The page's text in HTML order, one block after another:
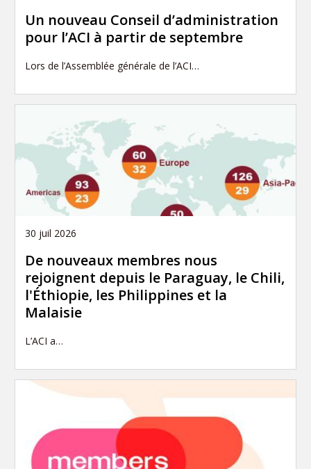
Un nouveau Conseil d’administration
pour l’ACI à partir de septembre
Lors de l’Assemblée générale de l’ACI…
30 juil 2026
De nouveaux membres nous
rejoignent depuis le Paraguay, le Chili,
l'Éthiopie, les Philippines et la
Malaisie
L’ACI a…